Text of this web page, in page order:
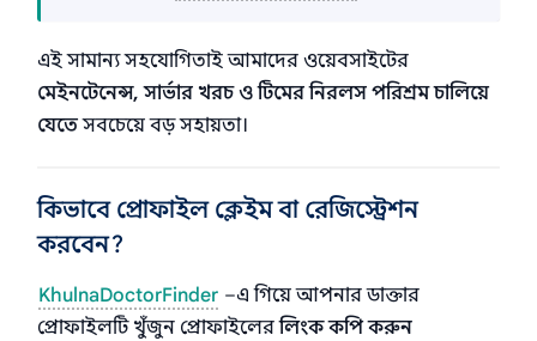
এই সামান্য সহযোগিতাই আমাদের ওয়েবসাইটের
মেইনটেনেন্স, সার্ভার খরচ ও টিমের নিরলস পরিশ্রম চালিয়ে
যেতেসবচেয়ে বড় সহায়তা।
কিভাবে প্রোফাইল ক্লেইম বা রেজিস্ট্রেশন
করবেন?
KhulnaDoctorFinder –এ গিয়ে আপনার ডাক্তার
প্রোফাইলটি খুঁজুন প্রোফাইলেরলিংক কপি করুন